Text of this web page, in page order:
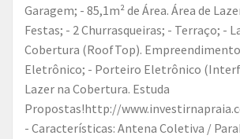
Garagem; - 85,1m² de Área. Área de
Festas; - 2 Churrasqueiras; - Terraço; -
Cobertura (RoofTop).
Eletrônico; - Porteiro Eletrônico
Lazer na Cobertura. Estuda
Propostas!http://
- Características: Antena Coletiva /